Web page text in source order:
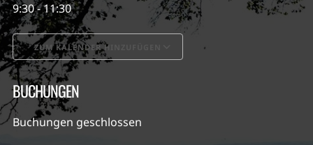
9:30 - 11:30
ZUM KALENDER HINZUFÜGEN
ICS herunterladen
BUCHUNGEN
Buchungen geschlossen